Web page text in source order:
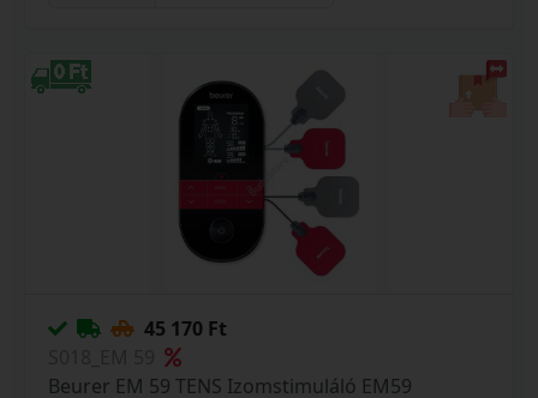
45 170 Ft
Beurer EM 59 TENS Izomstimuláló EM59